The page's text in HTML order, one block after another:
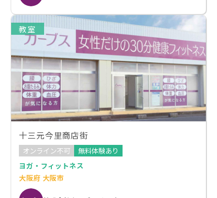
教室
十三元今里商店街
オンライン不可
無料体験あり
ヨガ・フィットネス
大阪府 大阪市